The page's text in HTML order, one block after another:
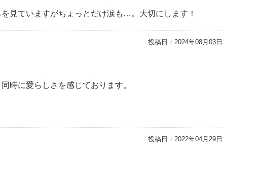
見ていますがちょっとだけ涙も…。大切にします！
投稿日： 2024年08月03日
時に愛らしさを感じております。
投稿日： 2022年04月29日